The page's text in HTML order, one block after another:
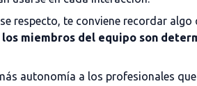
respecto, te conviene recordar
miembros del equipo son
autonomía a los profesionales